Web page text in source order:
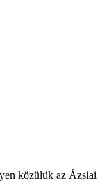
közülük az Ázsiai